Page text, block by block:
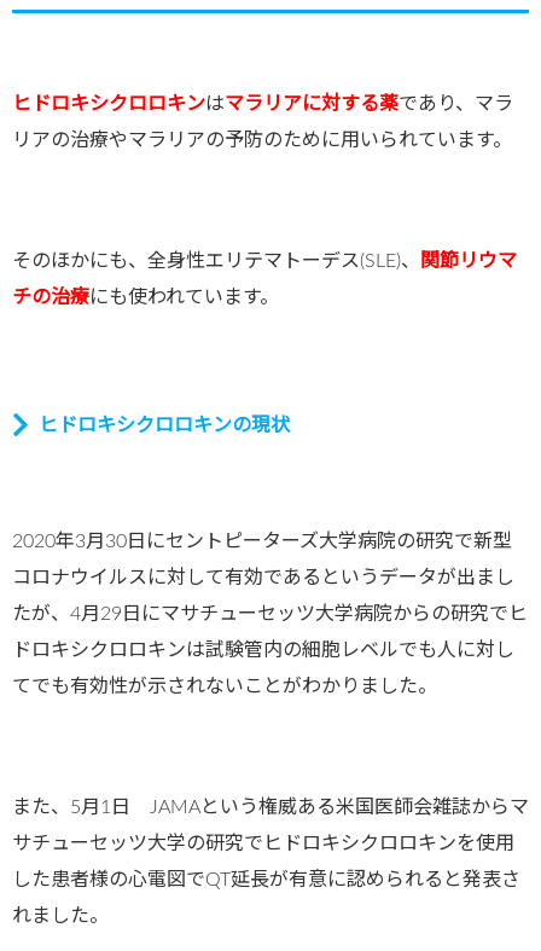
ヒドロキシクロロキンはマラリアに対する薬であり、マラ
リアの治療やマラリアの予防のために用いられています。
そのほかにも、全身性エリテマトーデス(SLE)、
関節リウマ
チの治療にも使われています。
ヒドロキシクロロキンの現状
2020年3月 30 日にセントピーターズ大学病院の研究で新型
コロナウイルスに対して有効であるというデータが出まし
たが、 4月 29 日にマサチューセッツ大学病院からの研究でヒ
ドロキシクロロキンは試験管内の細胞レベルでも人に対し
てでも有効性が示されないことがわかりました。
また、 5月 1 日 JAMAという権威ある米国医師会雑誌からマ
サチューセッツ大学の研究でヒドロキシクロロキンを使用
した患者様の心電図でQT延長が有意に認められると発表さ
れました。